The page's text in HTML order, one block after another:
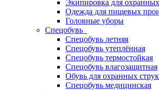
Экипировка для
Одежда для пищевых
Головные уборы
Спецобувь
Спецобувь летняя
Спецобувь утеплённая
Спецобувь термостойкая
Спецобувь влагозащитная
Обувь для охранных
Спецобувь медицинская